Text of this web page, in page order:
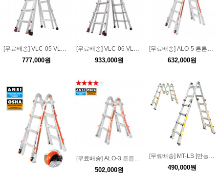
777,000원 933,000원 632,000원
[무료배송] ALO-3 튼튼하고 흔들리지 않는 알루미늄 LS 3단 사다리
502,000원 490,000원